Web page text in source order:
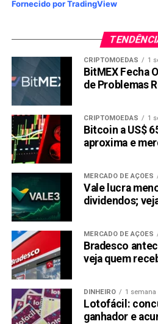
Fornecido por TradingView
CRIPTOMOEDAS 1
BitMEX Fecha
de Problemas
CRIPTOMOEDAS 1
Bitcoin a US$
aproxima e
MERCADO DE AÇÕES
Vale lucra
dividendos;
MERCADO DE AÇÕES
Bradesco
veja quem
DINHEIRO 1 semana
Lotofácil:
ganhador e